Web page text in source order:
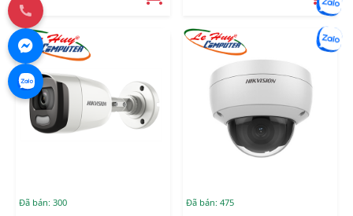
Đã bán: 300 Đã bán: 475